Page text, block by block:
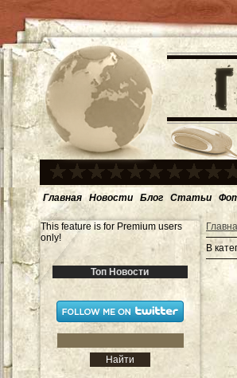
Главная Новости Блог Статьи
This feature is for Premium users
only!
Топ Новости
В